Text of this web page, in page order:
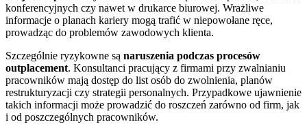
konferencyjnych czy nawet w drukarce biurowej. Wrażliwe
informacje o planach kariery mogą trafić w niepowołane ręce,
prowadząc do problemów zawodowych klienta.
Szczególnie ryzykowne są naruszenia podczas procesów
outplacement. Konsultanci pracujący z firmami przy zwalnianiu
pracowników mają dostęp do list osób do zwolnienia, planów
restrukturyzacji czy strategii personalnych. Przypadkowe ujawnienie
takich informacji może prowadzić do roszczeń zarówno od firm, jak
i od poszczególnych pracowników.